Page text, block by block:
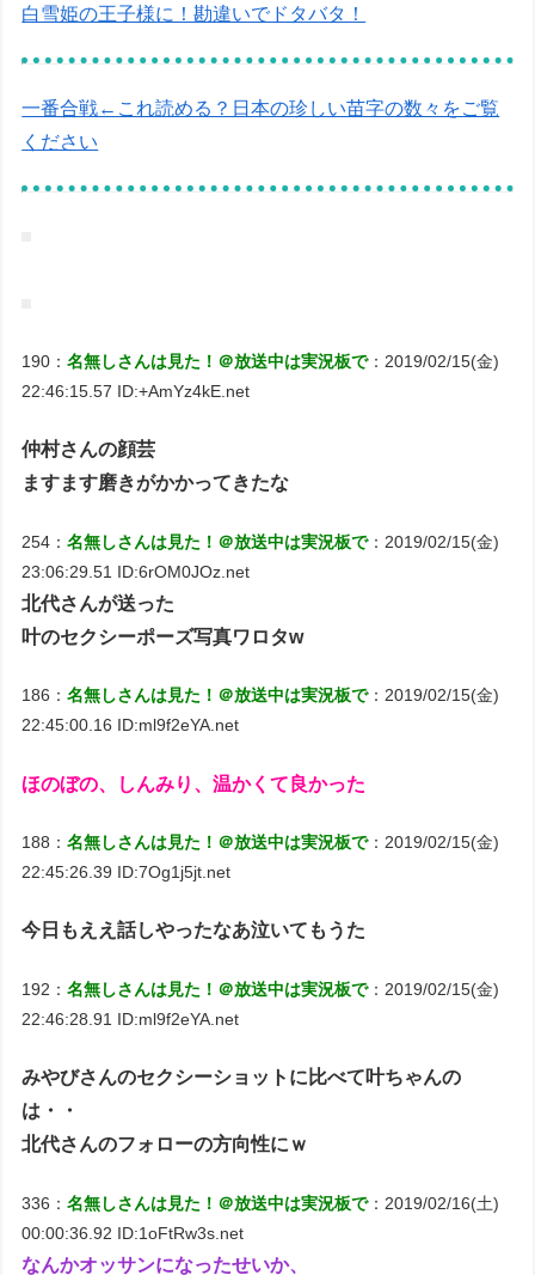
白雪姫の王子様に！勘違いでドタバタ！
一番合戦←これ読める？日本の珍しい苗字の数々をご覧
ください
190：名無しさんは見た！＠放送中は実況板で：2019/02/15(金)
22:46:15.57 ID:+AmYz4kE.net
仲村さんの顔芸
ますます磨きがかかってきたな
254：名無しさんは見た！＠放送中は実況板で：2019/02/15(金)
23:06:29.51 ID:6rOM0JOz.net
北代さんが送った
叶のセクシーポーズ写真ワロタw
186：名無しさんは見た！＠放送中は実況板で：2019/02/15(金)
22:45:00.16 ID:ml9f2eYA.net
ほのぼの、しんみり、温かくて良かった
188：名無しさんは見た！＠放送中は実況板で：2019/02/15(金)
22:45:26.39 ID:7Og1j5jt.net
今日もええ話しやったなあ泣いてもうた
192：名無しさんは見た！＠放送中は実況板で：2019/02/15(金)
22:46:28.91 ID:ml9f2eYA.net
みやびさんのセクシーショットに比べて叶ちゃんの
は・・
北代さんのフォローの方向性にｗ
336：名無しさんは見た！＠放送中は実況板で：2019/02/16(土)
00:00:36.92 ID:1oFtRw3s.net
なんかオッサンになったせいか、